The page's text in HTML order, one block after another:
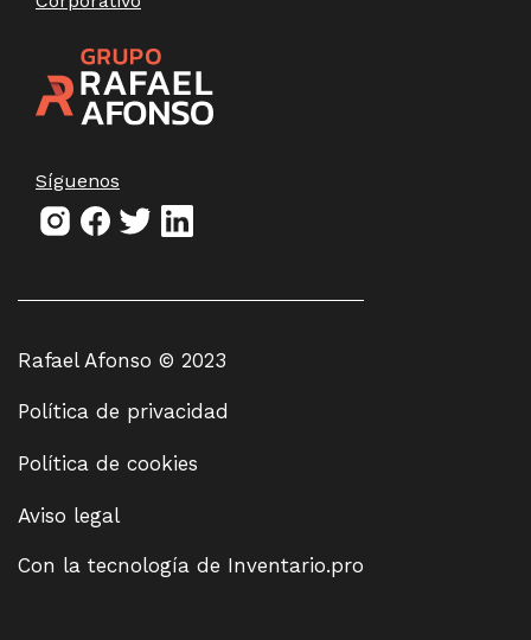
Síguenos
Rafael Afonso © 2023
Política de privacidad
Política de cookies
Aviso legal
Con la tecnología de Inventario.pro